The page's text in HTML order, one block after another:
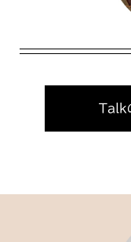
Talk